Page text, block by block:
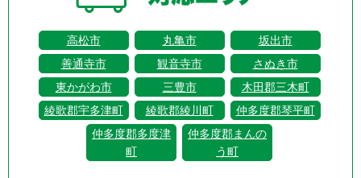
高松市 丸亀市
坂出市
善通寺市
観音寺市
さぬき市
東かがわ市
三豊市
木田郡三木町
綾歌郡宇多津町
綾歌郡綾川町
仲多度郡琴平町
仲多度郡多度津
町
仲多度郡まんの
う町